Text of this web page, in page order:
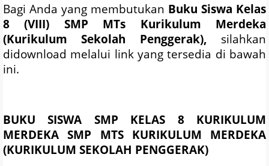
Bagi Anda yang membutukan Buku Siswa Kelas
8 (VIII) SMP MTs Kurikulum Merdeka
(Kurikulum Sekolah Penggerak), silahkan
didownload melalui link yang tersedia di bawah
ini.
BUKU SISWA SMP KELAS 8 KURIKULUM
MERDEKA SMP MTS KURIKULUM MERDEKA
(KURIKULUM SEKOLAH PENGGERAK)